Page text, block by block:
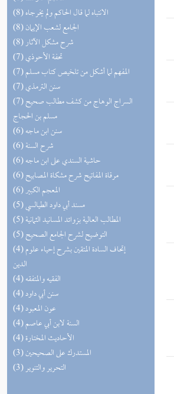
(8) الانتباه لما قال الحاكم ولم يخرجاه
(8) الجامع لشعب الإيمان
(8) شرح مشكل الآثار
(7) تحفة الأحوذي
(7) المفهم لما أشكل من تلخيص كتاب مسلم
(7) سنن الترمذي
(7) السراج الوهاج من كشف مطالب صحيح
مسلم بن الحجاج
(6) سنن ابن ماجه
(6) شرح السنة
(6) حاشية السندي على ابن ماجه
(6) مرقاة المفاتيح شرح مشكاة المصابيح
(6) المعجم الكبير
(5) مسند أبي داود الطيالسي
(5) المطالب العالية بزوائد المسانيد الثمانية
(5) التوضيح لشرح الجامع الصحيح
(4) إتحاف السادة المتقين بشرح إحياء علوم
الدين
(4) الفقيه والمتفقه
(4) سنن أبي داود
(4) عون المعبود
(4) السنة لابن أبي عاصم
(4) الأحاديث المختارة
(3) المستدرك على الصحيحين
(3) التحرير والتنوير